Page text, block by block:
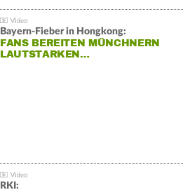
Bayern-Fieber in Hongkong:
FANS BEREITEN MÜNCHNERN
LAUTSTARKEN…
RKI: